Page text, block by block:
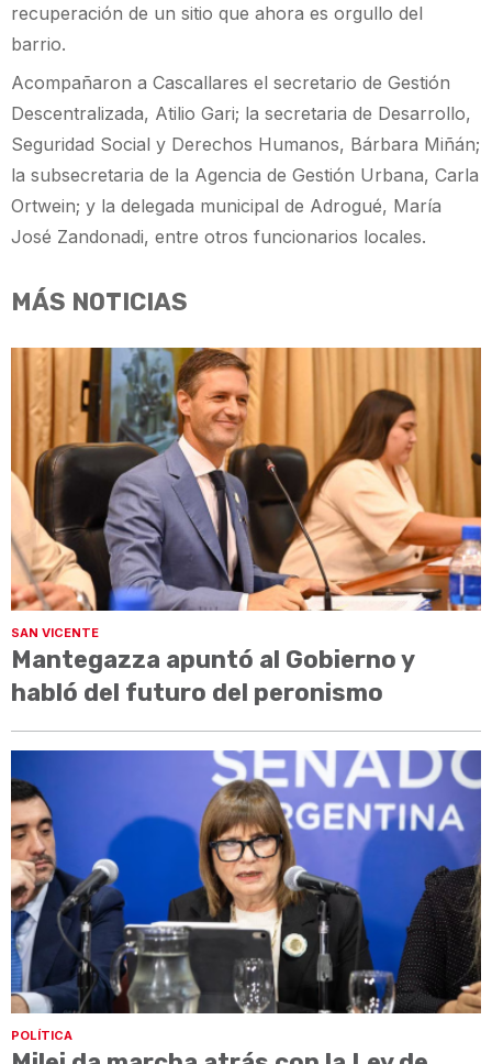
recuperación de un sitio que ahora es orgullo del
barrio.
Acompañaron a Cascallares el secretario de Gestión
Descentralizada, Atilio Gari; la secretaria de Desarrollo,
Seguridad Social y Derechos Humanos, Bárbara Miñán;
la subsecretaria de la Agencia de Gestión Urbana, Carla
Ortwein; y la delegada municipal de Adrogué, María
José Zandonadi, entre otros funcionarios locales.
MÁS NOTICIAS
SAN VICENTE
Mantegazza apuntó al Gobierno y
habló del futuro del peronismo
POLÍTICA